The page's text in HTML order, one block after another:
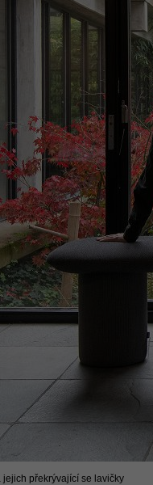
jejich překrývající se lavičky